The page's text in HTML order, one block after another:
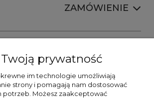
ZAMÓWIENIE
prywatność
im technologie umożliwiają
strony i pomagają nam dostosować
potrzeb. Możesz zaakceptować